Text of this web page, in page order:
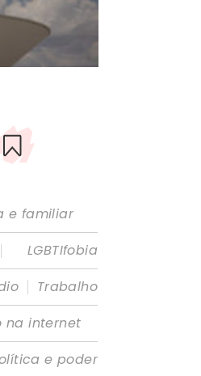
e familiar
|
LGBTIfobia
| Trabalho
na internet
e poder